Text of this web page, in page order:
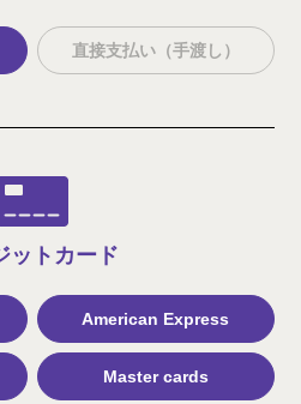
直接支払い（手渡し）
ット カード
American Express
Master cards